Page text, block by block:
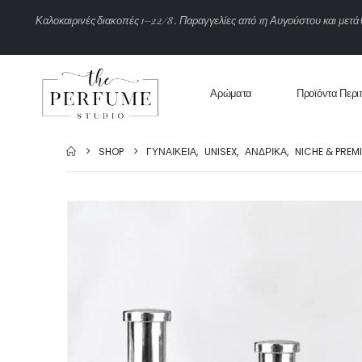
Καλοκαιρινέςδιακοπές 1–22/8. Παραγγελίεςαπό 1ηΑυγούστουκαιμετά
Αρώματα Προϊόντα
SHOP ΓΥΝΑΙΚΕΊΑ, UNISEX, ΑΝΔΡΙΚΆ, NICHE &